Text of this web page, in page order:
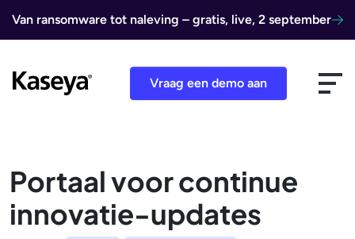
Van ransomware tot naleving – gratis, live, 2 september
Vraag een demo aan
Portaal voor continue
innovatie-updates